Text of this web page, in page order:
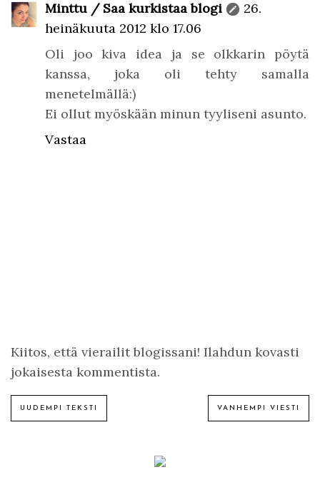
Minttu / Saa kurkistaa blogi
26.
heinäkuuta 2012 klo 17.06
Oli joo kiva idea ja se olkkarin pöytä
kanssa, joka oli tehty samalla
menetelmällä:)
Ei ollut myöskään minun tyyliseni asunto.
Vastaa
Kiitos, että vierailit blogissani! Ilahdun kovasti
jokaisesta kommentista.
UUDEMPI TEKSTI VANHEMPI VIESTI